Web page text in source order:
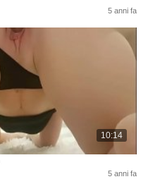
5 anni fa
10:14
5 anni fa